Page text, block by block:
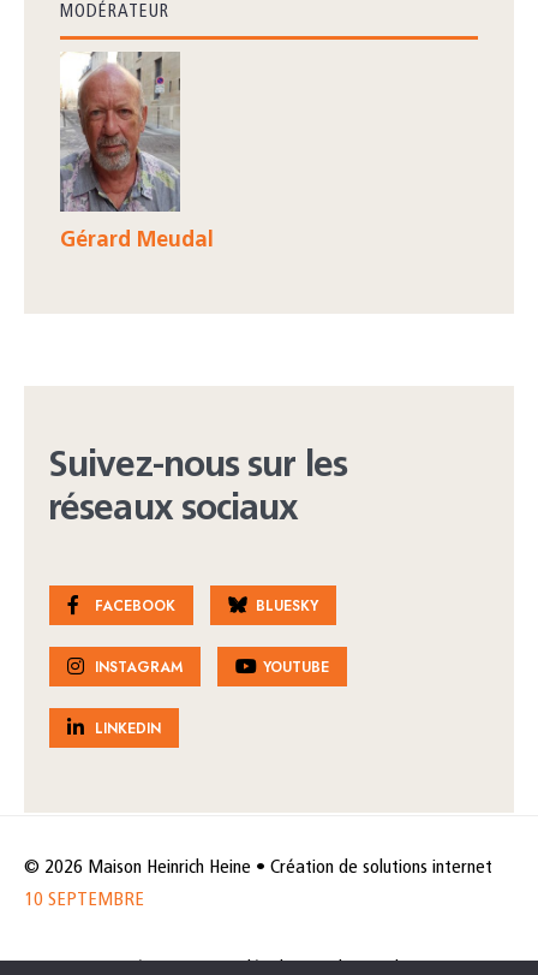
MODÉRATEUR
Gérard Meudal
Suivez-nous sur les
réseaux sociaux
FACEBOOK BLUESKY
INSTAGRAM YOUTUBE
LINKEDIN
© 2026 Maison Heinrich Heine • Création de solutions internet
10 SEPTEMBRE